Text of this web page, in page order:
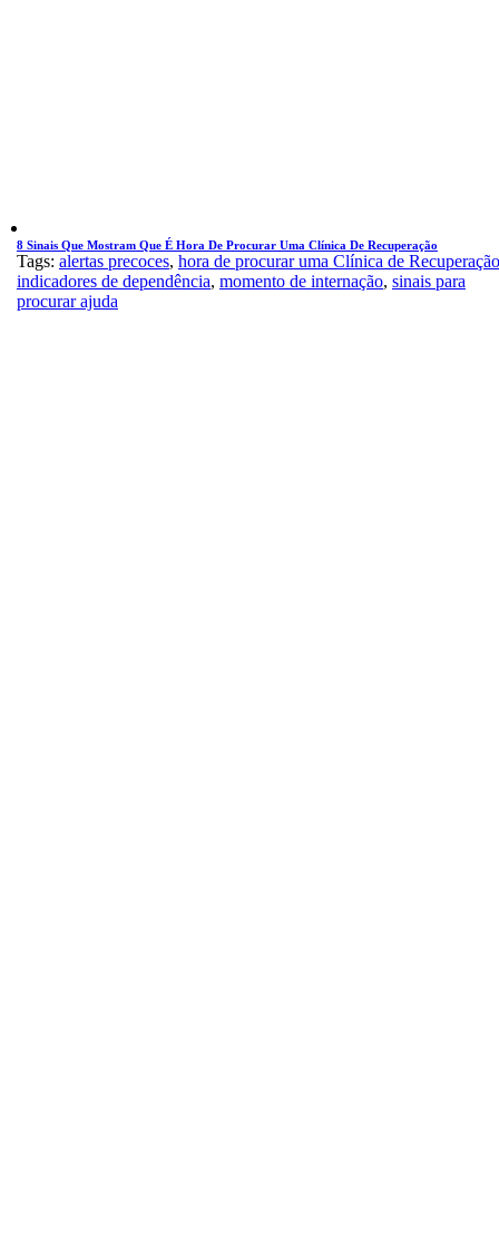
8 Sinais Que Mostram Que É Hora De Procurar Uma Clínica De Recuperação
Tags: alertas precoces, hora de procurar uma Clínica de Recuperação
indicadores de dependência, momento de internação, sinais para
procurar ajuda